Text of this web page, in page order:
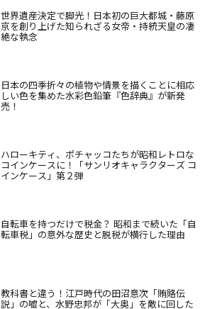
世界遺産決定で脚光！日本初の巨大都城・藤原
京を創り上げた知られざる女帝・持統天皇の凄
絶な執念
日本の四季折々の植物や情景を描くことに相応
しい色を集めた水彩色鉛筆『色辞典』が新発
売！
ハローキティ、ポチャッコたちが昭和レトロな
コインケースに！「サンリオキャラクターズ コ
インケース」第２弾
自転車を持つだけで税金？ 昭和まで続いた「自
転車税」の意外な歴史と脱税が横行した理由
教科書と違う！江戸時代の田沼意次「賄賂伝
説」の嘘と、水野忠邦が「大奥」を敵に回した